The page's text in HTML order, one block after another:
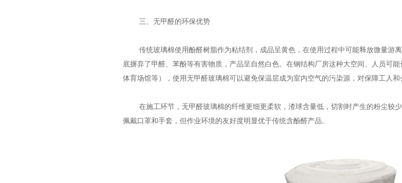
三、无甲醛的环保优势
传统玻璃棉使用酚醛树脂作为粘结剂，成品呈黄色，在使用过程中可能释放微量游
底摒弃了甲醛、苯酚等有害物质，产品呈自然白色。在钢结构厂房这种大空间、人员可
体育场馆等），使用无甲醛玻璃棉可以避免保温层成为室内空气的污染源，对保障工人和
在施工环节，无甲醛玻璃棉的纤维更细更柔软，渣球含量低，切割时产生的粉尘较
佩戴口罩和手套，但作业环境的友好度明显优于传统含酚醛产品。